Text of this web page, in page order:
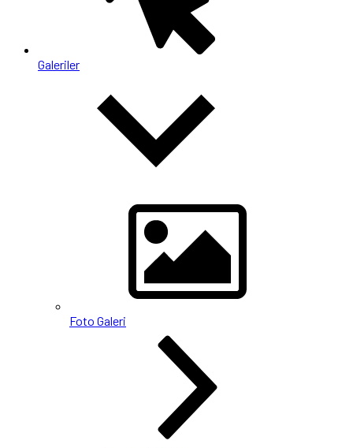
Galeriler
Foto Galeri